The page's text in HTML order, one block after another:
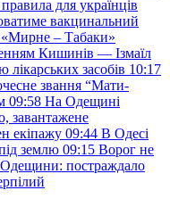
для українців
вакцинальний
– Табаки»
Кишинів — Ізмаїл
лікарських засобів 10:17
звання “Мати-
09:58 На Одещині
завантажене
екіпажу 09:44 В Одесі
землю 09:15 Ворог не
постраждало